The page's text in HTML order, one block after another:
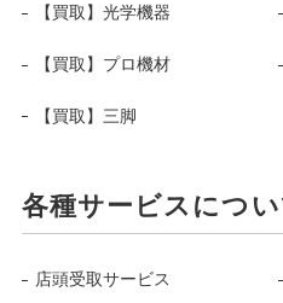
【買取】光学機器
【買取】プロ機材
【買取】三脚
各種サービスについ
店頭受取サービス